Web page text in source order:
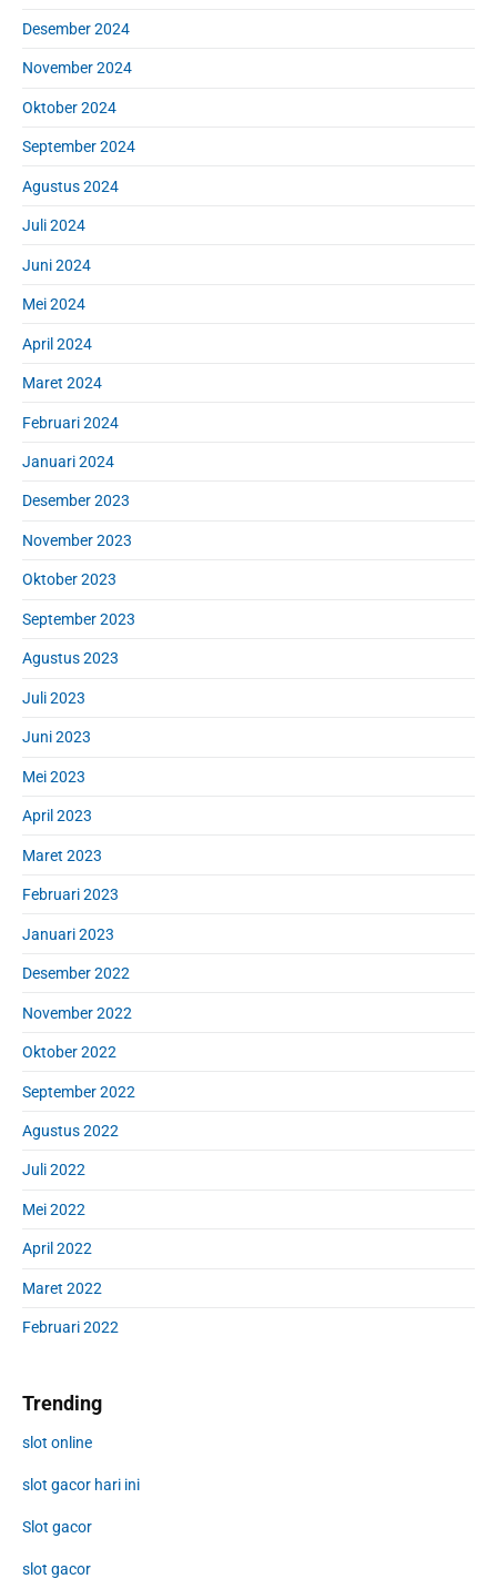
Desember 2024
November 2024
Oktober 2024
September 2024
Agustus 2024
Juli 2024
Juni 2024
Mei 2024
April 2024
Maret 2024
Februari 2024
Januari 2024
Desember 2023
November 2023
Oktober 2023
September 2023
Agustus 2023
Juli 2023
Juni 2023
Mei 2023
April 2023
Maret 2023
Februari 2023
Januari 2023
Desember 2022
November 2022
Oktober 2022
September 2022
Agustus 2022
Juli 2022
Mei 2022
April 2022
Maret 2022
Februari 2022
Trending
slot online
slot gacor hari ini
Slot gacor
slot gacor